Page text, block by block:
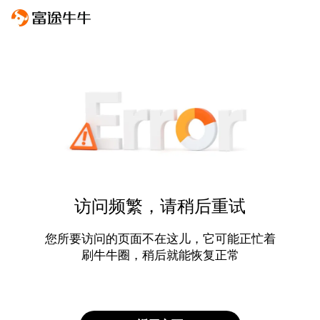
访问频繁，请稍后重试
您所要访问的页面不在这儿，它可能正忙着
刷牛牛圈，稍后就能恢复正常